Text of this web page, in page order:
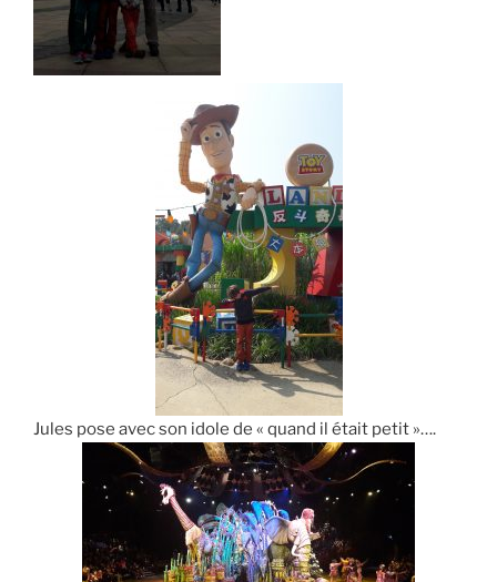
Jules pose avec son idole de « quand il était petit »….